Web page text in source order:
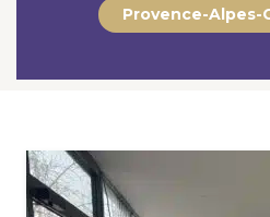
Provence-Alpes-